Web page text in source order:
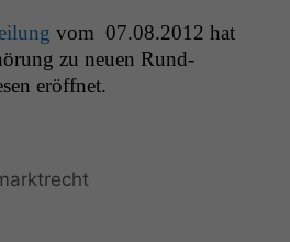
vom 07.08.2012 hat
zu neuen Rund­
eröffnet.